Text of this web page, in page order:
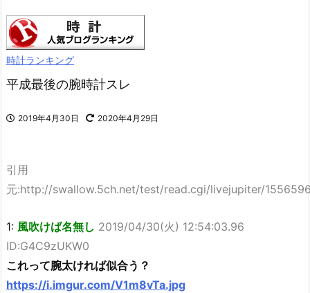
時計ランキング
平成最後の腕時計スレ
2019年4月30日 2020年4月29日
引用
元:http://swallow.5ch.net/test/read.cgi/livejupiter/
1: 風吹けば名無し 2019/04/30(火) 12:54:03.96
ID:G4C9zUKW0
これって腕太ければ似合う？
https://i.imgur.com/V1m8vTa.jpg